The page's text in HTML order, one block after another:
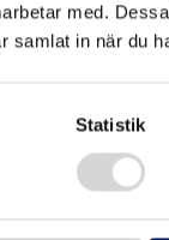
med.
samlat in när du
Statistik